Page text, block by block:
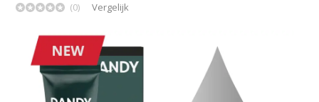
(0) Vergelijk